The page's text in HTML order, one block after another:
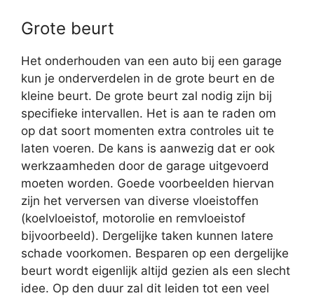
Grote beurt
Het onderhouden van een auto bij een garage
kun je onderverdelen in de grote beurt en de
kleine beurt. De grote beurt zal nodig zijn bij
specifieke intervallen. Het is aan te raden om
op dat soort momenten extra controles uit te
laten voeren. De kans is aanwezig dat er ook
werkzaamheden door de garage uitgevoerd
moeten worden. Goede voorbeelden hiervan
zijn het verversen van diverse vloeistoffen
(koelvloeistof, motorolie en remvloeistof
bijvoorbeeld). Dergelijke taken kunnen latere
schade voorkomen. Besparen op een dergelijke
beurt wordt eigenlijk altijd gezien als een slecht
idee. Op den duur zal dit leiden tot een veel